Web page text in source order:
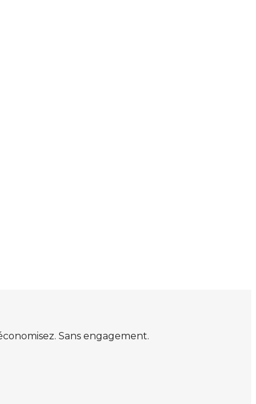
Sans engagement.